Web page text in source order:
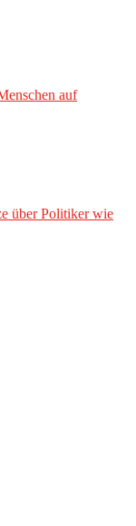
auf
über Politiker wie